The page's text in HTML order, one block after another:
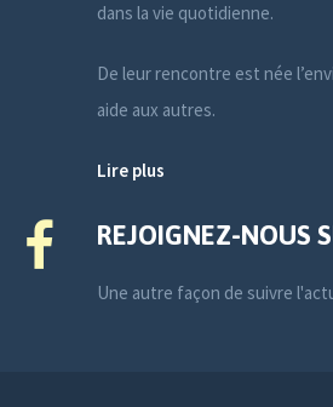
dans la vie quotidienne.
De leur rencontre est née
aide aux autres.
Lire plus
REJOIGNEZ-NOUS
Une autre façon de suivre